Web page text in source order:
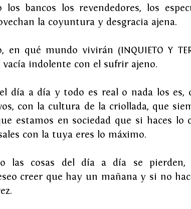
los bancos los revendedores, los
la coyuntura y desgracia ajena.
en qué mundo vivirán (INQUIETO Y
indolente con el sufrir ajeno.
día a día y todo es real o nada los es,
con la cultura de la criollada, que
estamos en sociedad que si haces lo
con la tuya eres lo máximo.
las cosas del día a día se
creer que hay un mañana y si no